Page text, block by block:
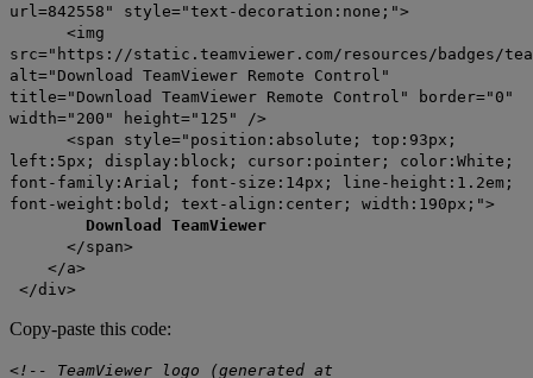
url=842558" style="text-decoration:none;">
<img
src="https://static.teamviewer.com/resources/badges/
alt="Download TeamViewer Remote Control"
title="Download TeamViewer Remote Control" border="0"
width="200" height="125" />
<span style="position:absolute; top:93px;
left:5px; display:block; cursor:pointer; color:White;
font-family:Arial; font-size:14px; line-height:1.2em;
font-weight:bold; text-align:center; width:190px;">
Download TeamViewer
</span>
</a>
</div>
Copy-paste this code:
<!-- TeamViewer logo (generated at